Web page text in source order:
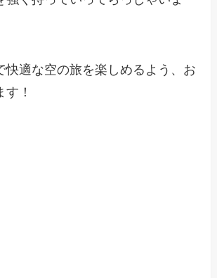
快適な空の旅を楽しめるよう、お
！